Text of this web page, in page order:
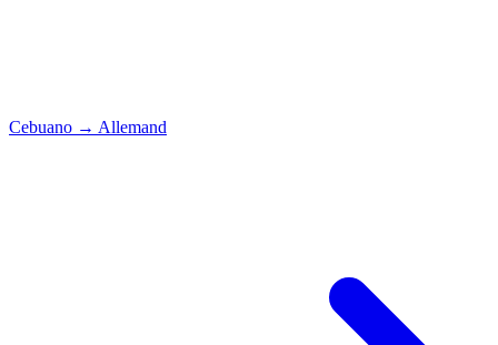
Cebuano → Allemand